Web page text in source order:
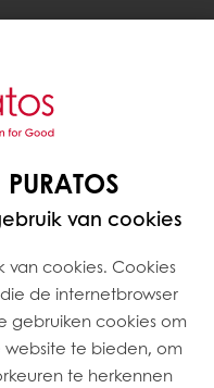
van cookies
van cookies. Cookies
de internetbrowser
gebruiken cookies om
te bieden, om
te herkennen